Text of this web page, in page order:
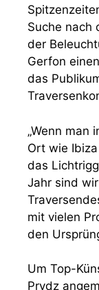
Suche nach
der
Gerfon
das
„Wenn man
Ort wie
das
Jahr sind
mit vielen
den
Um Top-
Prydz